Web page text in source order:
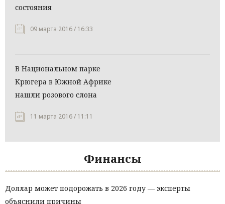
состояния
09 марта 2016 / 16:33
В Национальном парке
Крюгера в Южной Африке
нашли розового слона
11 марта 2016 / 11:11
Финансы
Доллар может подорожать в 2026 году — эксперты
объяснили причины